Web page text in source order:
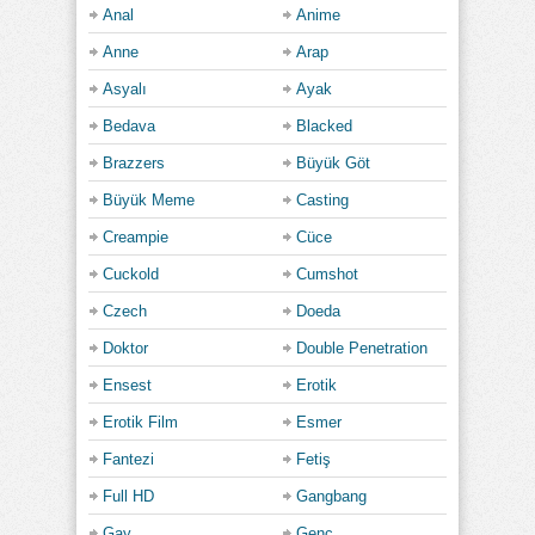
Derin derin kökleyerek adamı acıya boğarken
nefesi hızlandı; yatak odası komple onun korkusuz
dominasyonuyla sarsılıyordu.
Gecenin sonunda adam yalnızca efendisinin
ayaklarına değil, bütün pisliklerine ve köklemesine
tapar hale gelmişti. Her aşağılamada biraz daha
parçalanıyor, her sikilişte biraz daha teslim
oluyordu…
Category:
Am Yalama, Fetiş, Porno 92,Public
Anal Anime
Anne Arap
Asyalı Ayak
Bedava Blacked
Brazzers Büyük Göt
Büyük Meme Casting
Creampie Cüce
Cuckold Cumshot
Czech Doeda
Doktor Double Penetration
Ensest Erotik
Erotik Film Esmer
Fantezi Fetiş
Full HD Gangbang